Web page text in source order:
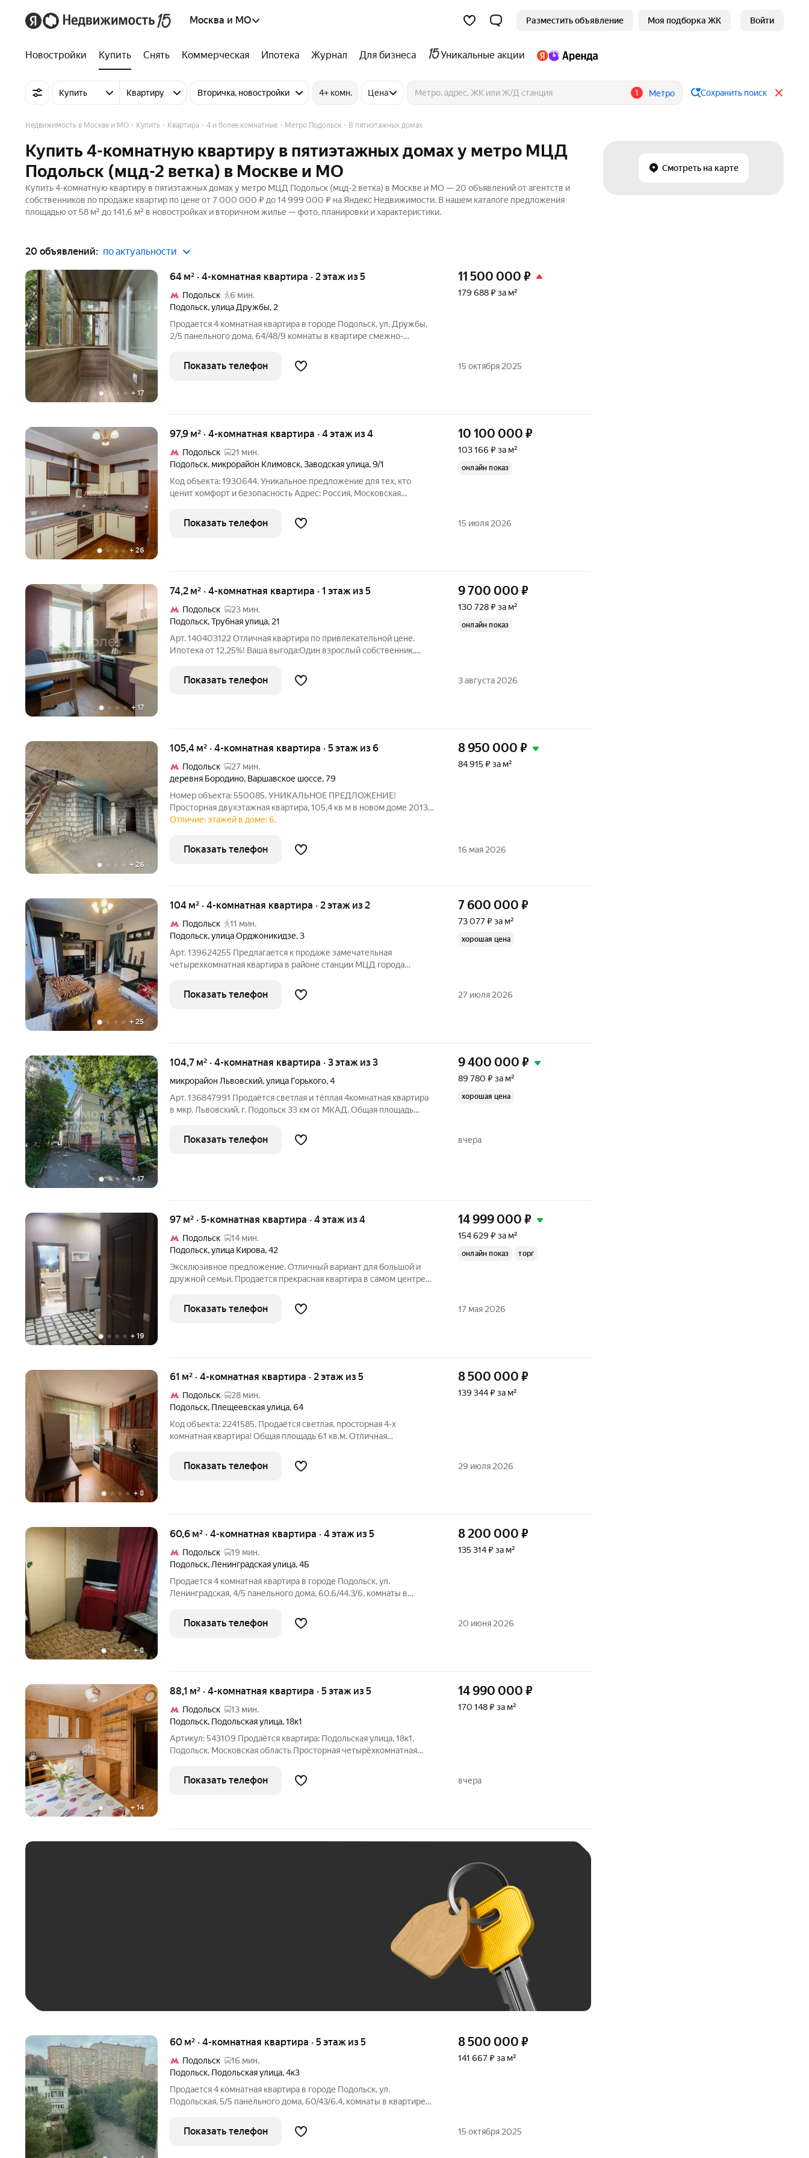
Москва и МО Разместить объявление Моя подборка ЖК Войти
Новостройки Купить Снять Коммерческая Ипотека Журнал Для бизнеса Уникальные акции
Купить Квартиру Вторичка, новостройки 4+ комн. Цена 1 Метро Сохранить поиск
Смотреть на карте
Недвижимость в Москве и МО Купить Квартира 4 и более комнатные Метро Подольск В пятиэтажных домах
Купить 4-комнатную квартиру в пятиэтажных домах у метро МЦД
Подольск (мцд-2 ветка) в Москве и МО
Купить 4-комнатную квартиру в пятиэтажных домах у метро МЦД Подольск (мцд-2 ветка) в Москве и МО — 20 объявлений от агентств и
собственников по продаже квартир по цене от 7 000 000 ₽ до 14 999 000 ₽ на Яндекс Недвижимости. В нашем каталоге предложения
площадью от 58 м² до 141,6 м² в новостройках и вторичном жилье — фото, планировки и характеристики.
20 объявлений: по актуальности
+ 17
64 м² · 4-комнатная квартира · 2 этаж из 5
Подольск
6 мин.
Подольск,улица Дружбы, 2
Продается 4 комнатная квартира в городе Подольск, ул. Дружбы,
2/5 панельного дома, 64/48/9 комнаты в квартире смежно-
пола, заменены все окна и комуникации, раздельный санузел,
балкон.
11 500 000 ₽
179 688 ₽ за м²
Показать телефон 15 октября 2025
+ 26
97,9 м² · 4-комнатная квартира · 4 этаж из 4
Подольск
21 мин.
Подольск, микрорайон Климовск,Заводская улица,9/1
Код объекта: 1930644. Уникальное предложение для тех, кто
ценит комфорт и безопасность Адрес: Россия, Московская
Описание: Продаётся просторная четырёхкомнатная квартира в
кирпичном доме.
10 100 000 ₽
103 166 ₽ за м²
онлайн показ
Показать телефон 15 июля 2026
+ 17
74,2 м² · 4-комнатная квартира · 1 этаж из 5
Подольск
23 мин.
Подольск,Трубная улица, 21
Арт. 140403122 Отличная квартира по привлекательной цене.
Ипотека от 12,25%! Ваша выгода:Один взрослый собственник,
любым формам сделки: ипотека, материнский капитал, жилищные
9 700 000 ₽
130 728 ₽ за м²
онлайн показ
Показать телефон 3 августа 2026
+ 26
105,4 м² · 4-комнатная квартира · 5 этаж из 6
Подольск
27 мин.
деревня Бородино, Варшавское шоссе,79
Номер объекта: 550085. УНИКАЛЬНОЕ ПРЕДЛОЖЕНИЕ!
Просторная двухэтажная квартира, 105,4 кв м в новом доме 2013
года постройки. Сделана разводка отопления, есть межкомнатные
квартире просторная
8 950 000 ₽
84 915 ₽ за м²
Отличие: этажей в доме: 6.
Показать телефон 16 мая 2026
+ 25
104 м² · 4-комнатная квартира · 2 этаж из 2
Подольск
11 мин.
Подольск,улица Орджоникидзе,3
Арт. 139624255 Предлагается к продаже замечательная
четырехкомнатная квартира в районе станции МЦД города
Просторная кухня уютная. Квартира теплая с прекрасной
шумоизоляцией. Квартира с хорошим
7 600 000 ₽
73 077 ₽ за м²
хорошая цена
Показать телефон 27 июля 2026
+17
104,7 м² · 4-комнатная квартира · 3 этаж из 3
микрорайон Львовский,улица Горького,4
Арт. 136847991 Продаётся светлая и тёплая 4комнатная квартира
в мкр. Львовский, г. Подольск 33 км от МКАД. Общая площадь
доме. Квартира расположена в центральной части корпуса, что
обеспечивает
9 400 000 ₽
89 780 ₽ за м²
хорошая цена
Показать телефон вчера
+ 19
97 м² · 5-комнатная квартира · 4 этаж из 4
Подольск
14 мин.
Подольск,улица Кирова,42
Эксклюзивное предложение. Отличный вариант для большой и
дружной семьи. Продается прекрасная квартира в самом центре
метровые стены. Квартира после капитального ремонта.
Заменены все коммуникации,
14 999 000 ₽
154 629 ₽ за м²
онлайн показ торг
Показать телефон 17 мая 2026
+ 8
61 м² · 4-комнатная квартира · 2 этаж из 5
Подольск
28 мин.
Подольск, Плещеевская улица,64
Код объекта: 2241585. Продаётся светлая, просторная 4-х
комнатная квартира! Общая площадь 61 кв.м. Отличная
спальню, рабочую зону, детскую, зал 18 кв.,м. Раздельный санузел
делает повседневную
8 500 000 ₽
139 344 ₽ за м²
Показать телефон 29 июля 2026
+8
60,6 м² · 4-комнатная квартира · 4 этаж из 5
Подольск
19 мин.
Подольск, Ленинградская улица,4Б
Продается 4 комнатная квартира в городе Подольск, ул.
Ленинградская, 4/5 панельного дома, 60.6/44.3/6, комнаты в
раздельный санузел, балкон. Хороший район с развитой
инфраструктурой, рядом
8 200 000 ₽
135 314 ₽ за м²
Показать телефон 20 июня 2026
+14
88,1 м² · 4-комнатная квартира · 5 этаж из 5
Подольск
13 мин.
Подольск, Подольская улица,18к1
Артикул: 543109 Продаётся квартира: Подольская улица, 18к1,
Подольск, Московская область Просторная четырёхкомнатная
хорошее состояние и удобное расположение делают её отличным
вариантом для
14 990 000 ₽
170 148 ₽ за м²
Показать телефон вчера
60 м² · 4-комнатная квартира · 5 этаж из 5
Подольск
16 мин.
Подольск, Подольская улица,4к3
Продается 4 комнатная квартира в городе Подольск, ул.
Подольская, 5/5 панельного дома, 60/43/6.4, комнаты в квартире
раздельный санузел, балкон. Хороший район с развитой
инфраструктурой, рядом
8 500 000 ₽
141 667 ₽ за м²
Показать телефон 15 октября 2025